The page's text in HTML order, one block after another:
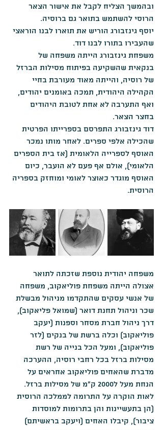
ובהמשך הצליח לקבל את אישור הצאר
הרוסי להשתמש בתואר גם ברוסיה.
יוסף גינזבורג הוריש את תוארו לבנו הוראצי
שהעבירו בתורו לבנו דוד.
משפחת גינזבורג הייתה משפחה של
בנקאית שהשקיעה בפיתוח מסילות הברזל
של רוסיה, והייתה מאוד מעורבת בחיי
הקהילה היהודית, תמכה באומנים יהודים,
ואף התערבה לא אחת לטובת היהודים
בחצר הצאר.
דוד גינזבורג התפרסם בספרייתו הפרטית
שהכילה אלפי ספרים. לאחר מותו נמכר
האוסף לספרייה הלאומית (אז בית הספרים
הלאומי), אולם אף פעם לא הועבר, כיום
האוסף מוגדר כאוצר לאומי ומוחזק בספריה
הרוסית.
משפחה יהודית נוספת שזכתה לתואר
אצולה הייתה משפחת פוליאקוב, משפחה
של אנשי עסקים שהתקדמו מניהול מבשלת
שכר וניהול תחנת דואר (שמואל פליאקוב),
דרך ניהול חברת מסחר וספנות (יעקב
פוליאקוב) וכלה ברשת של בנקים (לזר
פוליאקוב), ומעל הכל בנייה של רשת
מסילות ברזל בכל רחבי רוסיה, ההערכה
מדברת שהאחים פוליאקוב אחראים על
הנחת מעל ל2000 ק"מ של מסילות ברזל.
לאות הוקרה על התרומה לממלכה הרוסית
(הן בתעשיינות והן בתרומות למוסדות
ציבור), קיבלו האחים (ויעקב בראשיתם)